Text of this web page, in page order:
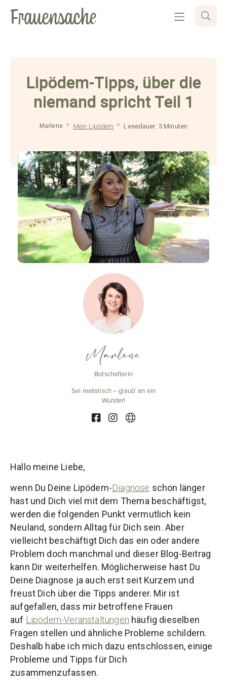
Lipödem-Tipps, über die
niemand spricht Teil 1
Marlene Mein Lipödem Lesedauer: 5 Minuten
Marlene
Botschafterin
Sei realistisch – glaub‘ an ein
Wunder!
Hallo meine Liebe,
wenn Du Deine Lipödem-Diagnose schon länger
hast und Dich viel mit dem Thema beschäftigst,
werden die folgenden Punkt vermutlich kein
Neuland, sondern Alltag für Dich sein. Aber
vielleicht beschäftigt Dich das ein oder andere
Problem doch manchmal und dieser Blog-Beitrag
kann Dir weiterhelfen. Möglicherweise hast Du
Deine Diagnose ja auch erst seit Kurzem und
freust Dich über die Tipps anderer. Mir ist
aufgefallen, dass mir betroffene Frauen
auf Lipödem-Veranstaltungen häufig dieselben
Fragen stellen und ähnliche Probleme schildern.
Deshalb habe ich mich dazu entschlossen, einige
Probleme und Tipps für Dich
zusammenzufassen.